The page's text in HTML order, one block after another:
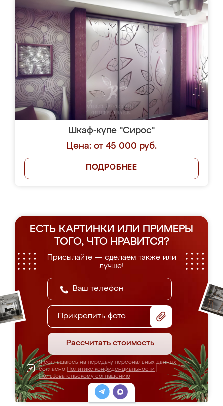
Шкаф-купе "Сирос"
Цена: от 45 000 руб.
ПОДРОБНЕЕ
ЕСТЬ КАРТИНКИ ИЛИ ПРИМЕРЫ
ТОГО, ЧТО НРАВИТСЯ?
Присылайте — сделаем также или
лучше!
Прикрепить фото
Рассчитать стоимость
Я соглашаюсь на передачу персональных данных
согласно Политике конфиденциальности
Пользовательскому соглашению